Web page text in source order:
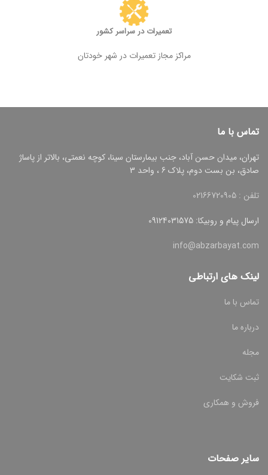
تعمیرات در سراسر کشور
مراکز مجاز تعمیرات در شهر خودتان
تماس با ما
تهران، میدان حسن آباد، جنب بیمارستان سینا، کوچه نعمتی، بالاتر از پاساژ
صادق، بن بست دوم، پلاک 6 ، واحد 3
تلفن : 02166720905
ارسال پیام و روبیکا: 09124031575
info@abzarbayat.com
لینک های ارتباطی
تماس با ما
درباره ما
مجله
ثبت شکایت
فروش و همکاری
سایر صفحات